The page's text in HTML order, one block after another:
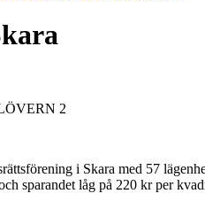
2
i Skara med 57
sparandet låg på 220 kr per